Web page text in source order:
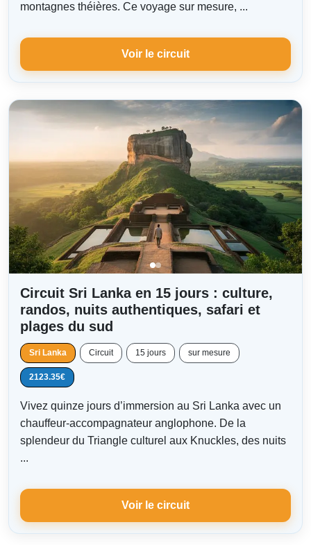
montagnes théières. Ce voyage sur mesure, ...
Voir le circuit
Circuit Sri Lanka en 15 jours : culture,
randos, nuits authentiques, safari et
plages du sud
Sri Lanka Circuit 15 jours sur mesure
2123.35€
Vivez quinze jours d’immersion au Sri Lanka avec un
chauffeur-accompagnateur anglophone. De la
splendeur du Triangle culturel aux Knuckles, des nuits
...
Voir le circuit